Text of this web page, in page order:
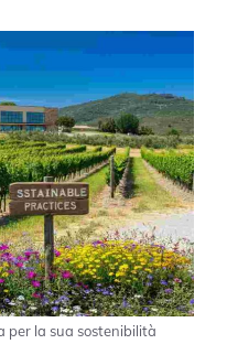
per la sua sostenibilità